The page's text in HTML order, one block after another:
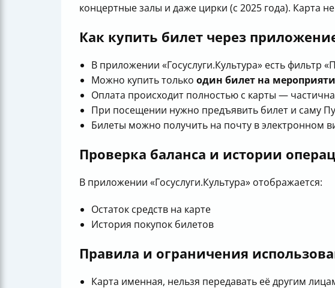
концертные залы и даже цирки (с 2025 года). Карта
Как купить билет через
В приложении «Госуслуги.Культура» есть
Можно купить только один билет на
Оплата происходит полностью с карты —
При посещении нужно предъявить билет и саму
Билеты можно получить на почту в электронном
Проверка баланса и истории
В приложении «Госуслуги.Культура» отображается:
Остаток средств на карте
История покупок билетов
Правила и ограничения
Карта именная, нельзя передавать её другим